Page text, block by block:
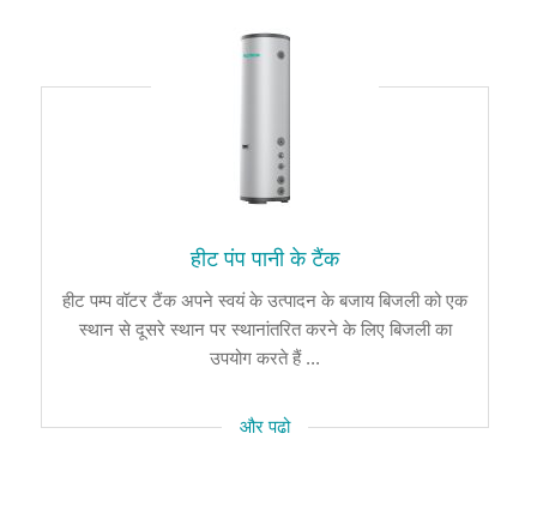
हीट पंप पानी के टैंक
हीट पम्प वॉटर टैंक अपने स्वयं के उत्पादन के बजाय बिजली को एक
स्थान से दूसरे स्थान पर स्थानांतरित करने के लिए बिजली का
उपयोग करते हैं ...
और पढो